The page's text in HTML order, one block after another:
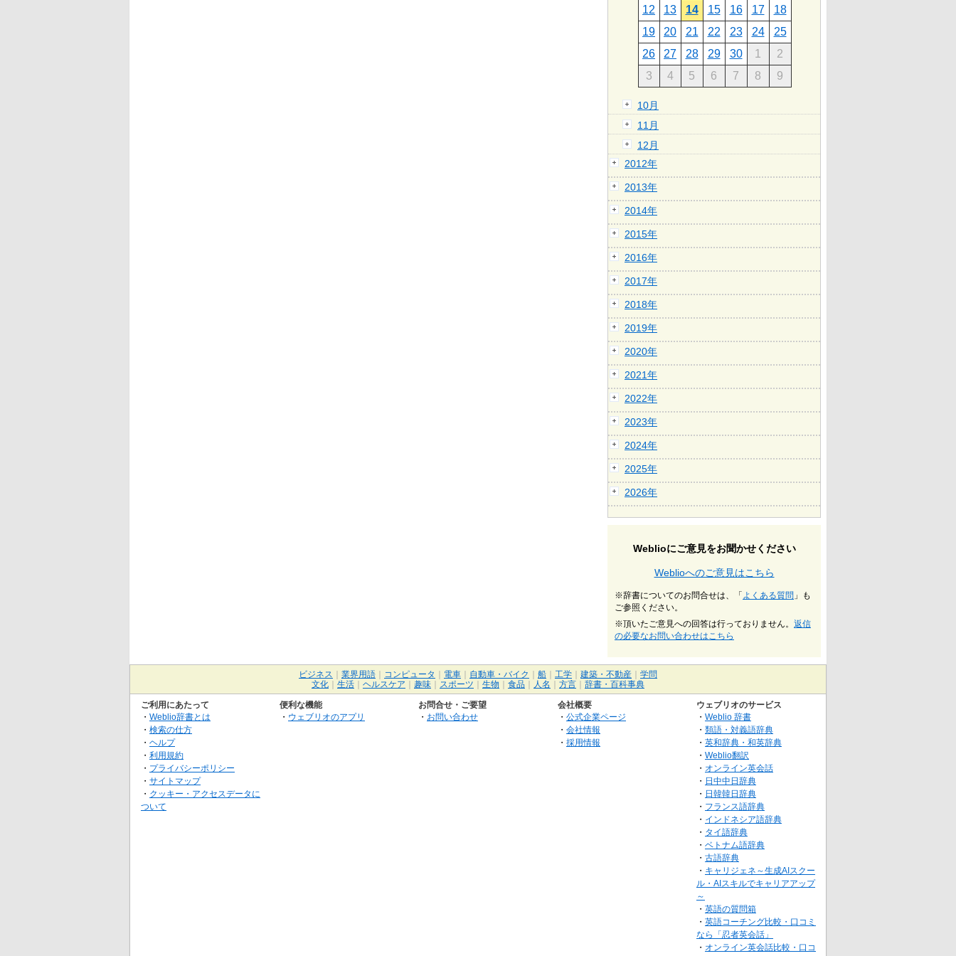
12
13 14 15 16 17
18
19
20 21 22 23 24
25
26
27 28 29 30 1
2
3
4 5 6 7 8 9
10月
11月
12月
2012年
2013年
2014年
2015年
2016年
2017年
2018年
2019年
2020年
2021年
2022年
2023年
2024年
2025年
2026年
Weblioにご意見をお聞かせください
Weblioへのご意見はこちら
※辞書についてのお問合せは、「 よくある質問 」も
ご参照ください。
※頂いたご意見への回答は行っておりません。 返信
の必要なお問い合わせはこちら
ビジネス 業界用語 コンピュータ 電車 自動車・バイク 船 工学 建築・不動産
学問
文化
生活 ヘルスケア 趣味 スポーツ 生物 食品 人名 方言 辞書・百科事典
ご利用にあたって
・ Weblio辞書とは
・ 検索の仕方
・ ヘルプ
・ 利用規約
・ プライバシーポリシー
・ サイトマップ
・ クッキー・アクセスデータに
ついて
便利な機能
・ ウェブリオのアプリ
お問合せ・ご要望
・ お問い合わせ
会社概要
・ 公式企業ページ
・ 会社情報
・ 採用情報
ウェブリオのサービス
・ Weblio 辞書
・ 類語・対義語辞典
・ 英和辞典・和英辞典
・ Weblio翻訳
・ オンライン英会話
・ 日中中日辞典
・ 日韓韓日辞典
・ フランス語辞典
・ インドネシア語辞典
・ タイ語辞典
・ ベトナム語辞典
・ 古語辞典
・ キャリジェネ～生成AIスクー
ル・AIスキルでキャリアアップ
～
・ 英語の質問箱
・ 英語コーチング比較・口コミ
なら「忍者英会話」
・ オンライン英会話比較・口コ